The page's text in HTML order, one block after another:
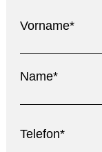
Vorname*
Name*
Telefon*